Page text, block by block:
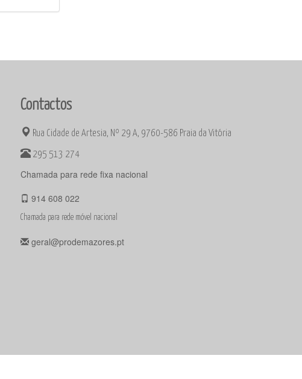
Contactos
Rua Cidade de Artesia, Nº 29 A, 9760-586 Praia da Vitória
295 513 274
Chamada para rede fixa nacional
914 608 022
Chamada para rede móvel nacional
geral@prodemazores.pt